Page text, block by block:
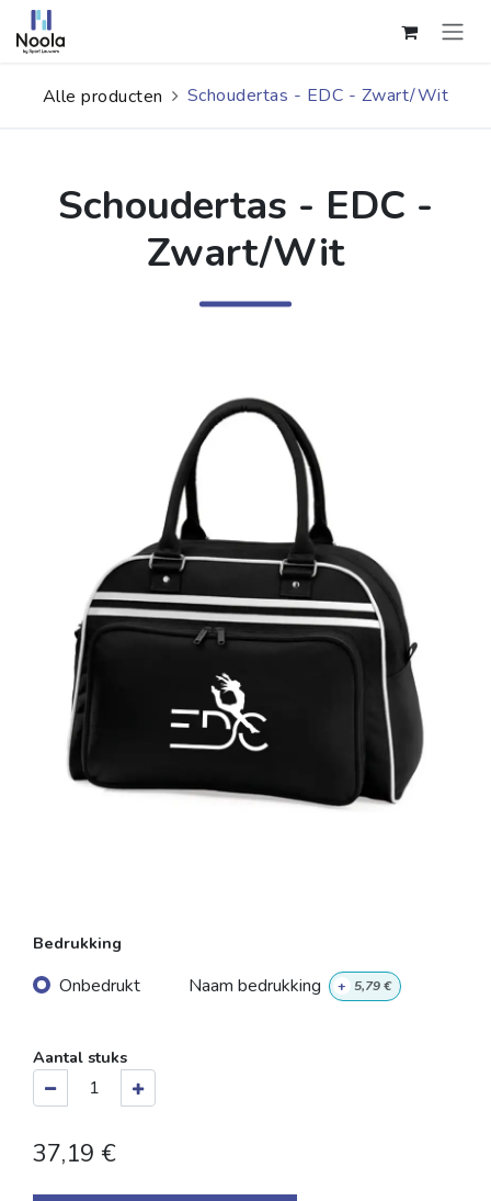
Overslaan naar inhoud
Alle producten Schoudertas - EDC - Zwart/Wit
Schoudertas - EDC -
Zwart/Wit
Bedrukking
Onbedrukt Naam bedrukking + 5,79€
Aantal stuks
37,19 €